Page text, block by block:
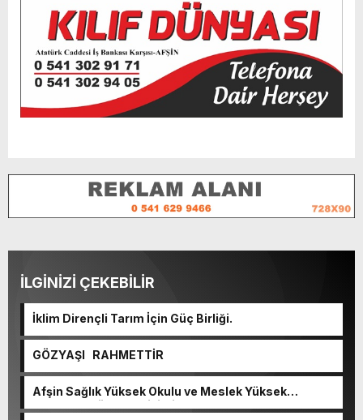
İLGİNİZİ ÇEKEBİLİR
İklim Dirençli Tarım İçin Güç Birliği.
GÖZYAŞI RAHMETTİR
Afşin Sağlık Yüksek Okulu ve Meslek Yüksek
Okulunda görev değişimi!